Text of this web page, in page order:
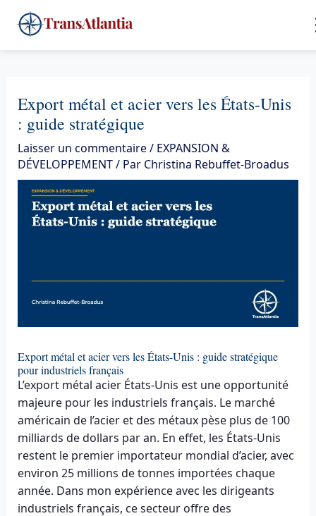
au
contenu
Export métal et acier vers les États-Unis
: guide stratégique
Laisser un commentaire/ EXPANSION &
DÉVELOPPEMENT/ Par Christina Rebuffet-Broadus
Export métal et acier vers les États-Unis : guide stratégique
pour industriels français
L’export métal acier États-Unis est une opportunité
majeure pour les industriels français. Le marché
américain de l’acier et des métaux pèse plus de 100
milliards de dollars par an. En effet, les États-Unis
restent le premier importateur mondial d’acier, avec
environ 25 millions de tonnes importées chaque
année. Dans mon expérience avec les dirigeants
industriels français, ce secteur offre des